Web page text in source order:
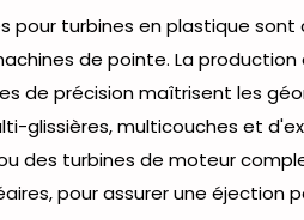
pour turbines en plastique
de pointe. La
de précision maîtrisent les
glissières, multicouches et
des turbines de moteur
pour assurer une